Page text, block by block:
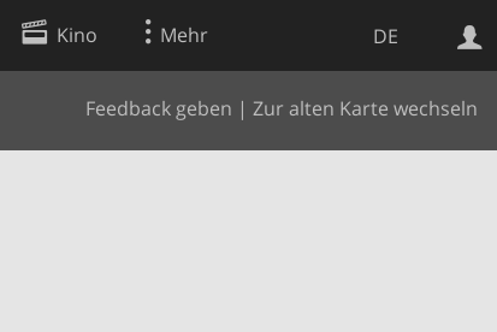
DE
Kino Mehr
Feedback geben | Zur alten Karte wechseln
Websuche